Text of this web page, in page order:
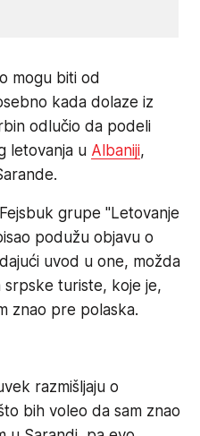
mogu biti od
kada dolaze iz
odlučio da podeli
letovanja u Albaniji,
grupe "Letovanje
podužu objavu o
uvod u one, možda
srpske turiste, koje je,
znao pre polaska.
razmišljaju o
bih voleo da sam znao